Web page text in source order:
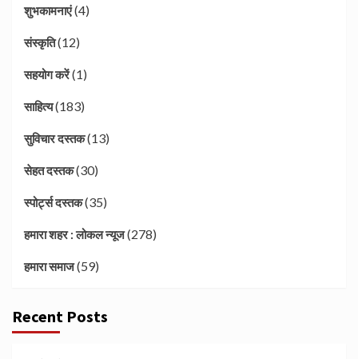
शुभकामनाएं(4)
संस्कृति(12)
सहयोग करें(1)
साहित्य(183)
सुविचार दस्तक(13)
सेहत दस्तक(30)
स्पोर्ट्स दस्तक(35)
हमारा शहर : लोकल न्यूज(278)
हमारा समाज(59)
Recent Posts